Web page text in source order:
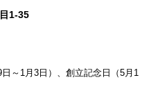
1-35
～1月3日）、創立記念日（5月1